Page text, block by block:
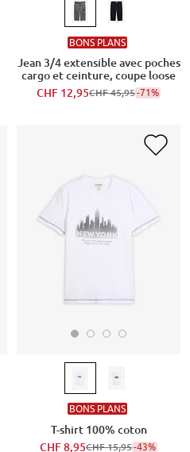
BONS PLANS
Jean 3/4 extensible avec poches
cargo et ceinture, coupe loose
CHF 12,95CHF 45,95-71%
BONS PLANS
T-shirt 100% coton
CHF 8,95CHF 15,95-43%